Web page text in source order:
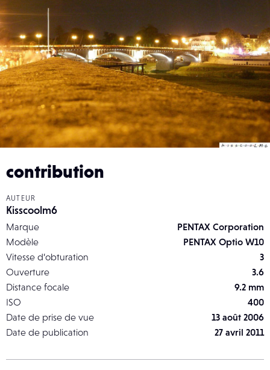
contribution
AUTEUR
Kisscoolm6
Marque
PENTAX Corporation
Modèle
PENTAX Optio W10
Vitesse d’obturation
3
Ouverture
3.6
Distance focale
9.2 mm
ISO
400
Date de prise de vue
13 août 2006
Date de publication
27 avril 2011